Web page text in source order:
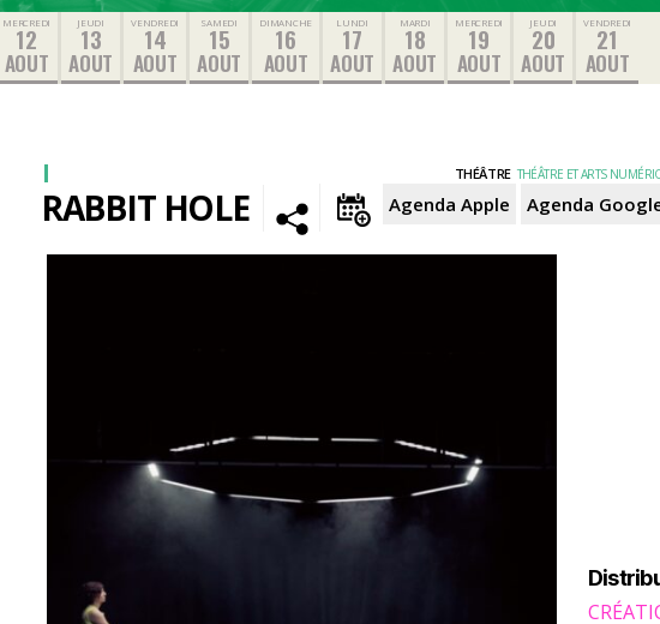
MERCREDI
12
AOUT
JEUDI
13
AOUT
VENDREDI
14
AOUT
SAMEDI
15
AOUT
DIMANCHE
16
AOUT
LUNDI
17
AOUT
MARDI
18
AOUT
MERCREDI
19
AOUT
JEUDI
20
AOUT
VENDREDI
21
AOUT
RABBIT HOLE Agenda Apple Agenda
THÉÂTRE THÉÂTRE ET ARTS